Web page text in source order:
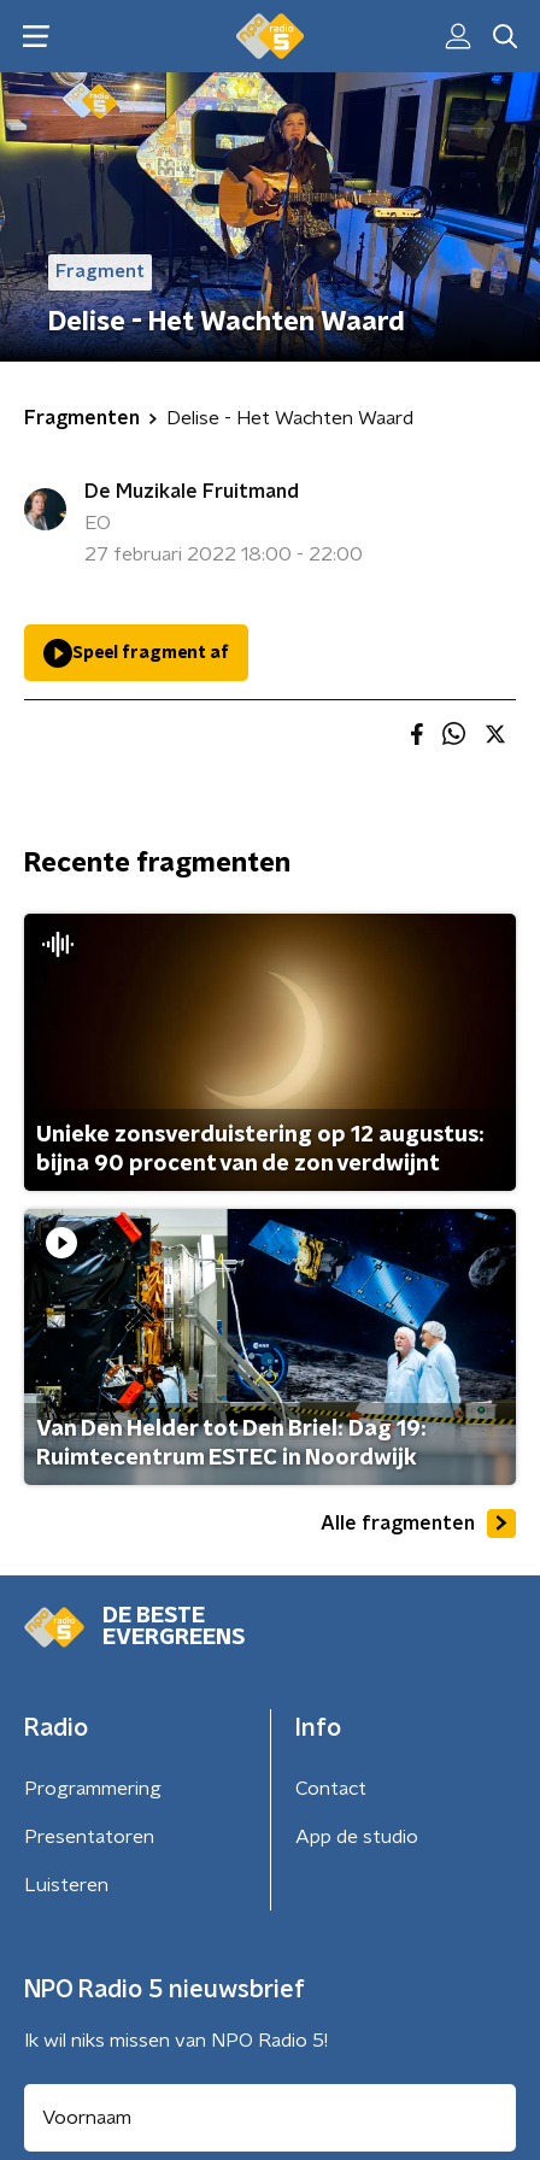
Fragment
Delise - Het Wachten Waard
Fragmenten Delise - Het Wachten Waard
De Muzikale Fruitmand
EO
27 februari 2022 18:00 - 22:00
Speel fragment af
Recente fragmenten
Unieke zonsverduistering op 12 augustus:
bijna 90 procent van de zon verdwijnt
Van Den Helder tot Den Briel: Dag 19:
Ruimtecentrum ESTEC in Noordwijk
Alle fragmenten
DE BESTE
EVERGREENS
Radio
Programmering
Presentatoren
Luisteren
Info
Contact
App de studio
NPO Radio 5 nieuwsbrief
Ik wil niks missen van NPO Radio 5!